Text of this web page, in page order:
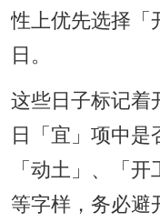
性上优先选择「
日。
这些日子标记着
日「宜」项中是
「动土」、「
等字样，务必避